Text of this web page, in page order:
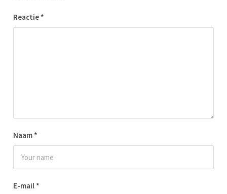
Reactie *
Naam *
E-mail *